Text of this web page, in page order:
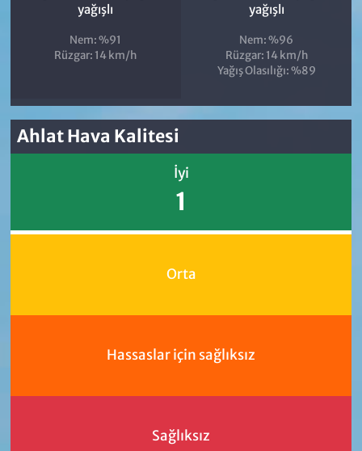
yağışlı
Nem: %91
Rüzgar: 14 km/h
yağışlı
Nem: %96
Rüzgar: 14 km/h
Yağış Olasılığı: %89
Ahlat Hava Kalitesi
İyi
1
Orta
Hassaslar için sağlıksız
Sağlıksız